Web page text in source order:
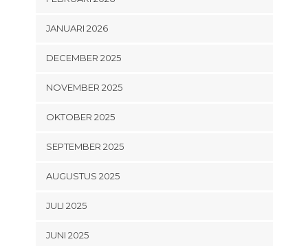
JANUARI 2026
DECEMBER 2025
NOVEMBER 2025
OKTOBER 2025
SEPTEMBER 2025
AUGUSTUS 2025
JULI 2025
JUNI 2025